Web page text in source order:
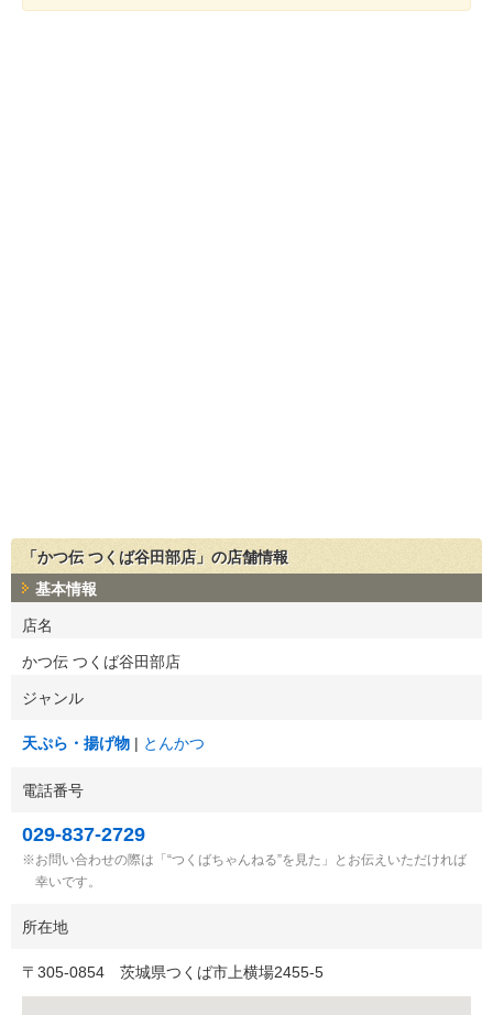
「かつ伝 つくば谷田部店」の店舗情報
基本情報
店名
かつ伝 つくば谷田部店
ジャンル
天ぷら・揚げ物 とんかつ
電話番号
029-837-2729
お問い合わせの際は「“つくばちゃんねる”を見た」とお伝えいただければ
幸いです。
所在地
〒 305-0854 茨城県つくば市上横場2455-5